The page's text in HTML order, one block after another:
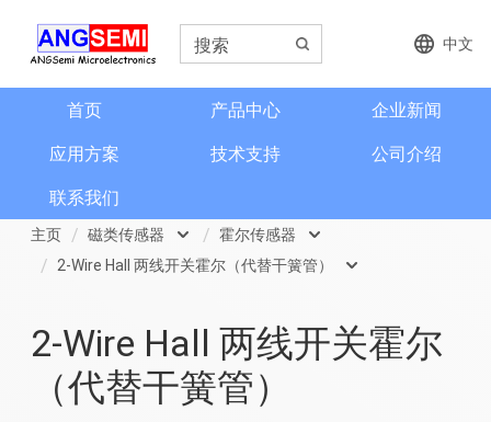
中文
首页 产品中心
企业新闻
应用方案
技术支持
公司介绍
联系我们
主页 磁类传感器
电流检测和电流传感器
角度和编码器
霍尔传感器
磁阻传感器
地磁
2-Wire Hall 两线开关霍尔（代替干簧管）
线性霍尔
数字霍尔
2-Wire Hall 两线开关霍尔
（代替干簧管）